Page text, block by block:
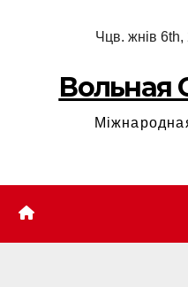
Чцв. жнів 6th,
Вольная